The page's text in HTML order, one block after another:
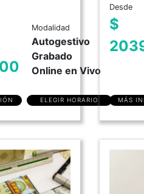
Modalidad
Autogestivo
Grabado
Online en Vivo
ELEGIR HORARIO
Desde
$
MÁS